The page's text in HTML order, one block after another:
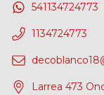
541134724773
1134724773
Larrea 473